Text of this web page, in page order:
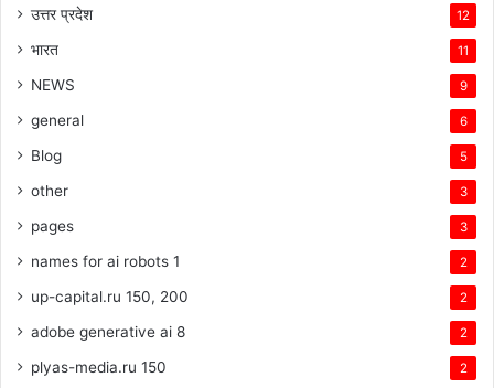
उत्तर प्रदेश 12
भारत 11
NEWS 9
general 6
Blog 5
other 3
pages 3
names for ai robots 1 2
up-capital.ru 150, 200 2
adobe generative ai 8 2
plyas-media.ru 150 2